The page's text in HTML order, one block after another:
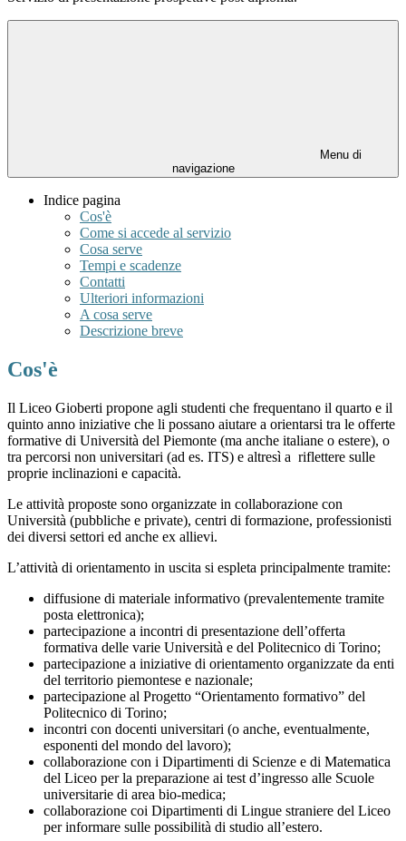
Menu di
navigazione
Indice pagina
Cos'è
Come si accede al servizio
Cosa serve
Tempi e scadenze
Contatti
Ulteriori informazioni
A cosa serve
Descrizione breve
Cos'è
Il Liceo Gioberti propone agli studenti che frequentano il quarto e il
quinto anno iniziative che li possano aiutare a orientarsi tra le offerte
formative di Università del Piemonte (ma anche italiane o estere), o
tra percorsi non universitari (ad es. ITS) e altresì a riflettere sulle
proprie inclinazioni e capacità.
Le attività proposte sono organizzate in collaborazione con
Università (pubbliche e private), centri di formazione, professionisti
dei diversi settori ed anche ex allievi.
L’attività di orientamento in uscita si espleta principalmente tramite:
diffusione di materiale informativo (prevalentemente tramite
posta elettronica);
partecipazione a incontri di presentazione dell’offerta
formativa delle varie Università e del Politecnico di Torino;
partecipazione a iniziative di orientamento organizzate da enti
del territorio piemontese e nazionale;
partecipazione al Progetto “Orientamento formativo” del
Politecnico di Torino;
incontri con docenti universitari (o anche, eventualmente,
esponenti del mondo del lavoro);
collaborazione con i Dipartimenti di Scienze e di Matematica
del Liceo per la preparazione ai test d’ingresso alle Scuole
universitarie di area bio-medica;
collaborazione coi Dipartimenti di Lingue straniere del Liceo
per informare sulle possibilità di studio all’estero.